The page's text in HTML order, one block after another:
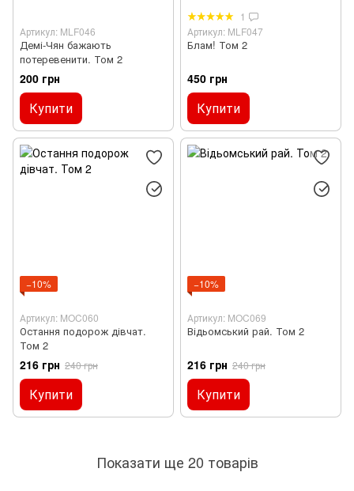
Артикул: MLF046
Демі-Чян бажають
потеревенити. Том 2
200 грн
Купити
1
Артикул: MLF047
Блам! Том 2
450 грн
Купити
−10%
Артикул: MOC060
Остання подорож дівчат.
Том 2
216 грн 240 грн
Купити
−10%
Артикул: MOC069
Відьомський рай. Том 2
216 грн 240 грн
Купити
Показати ще 20 товарів